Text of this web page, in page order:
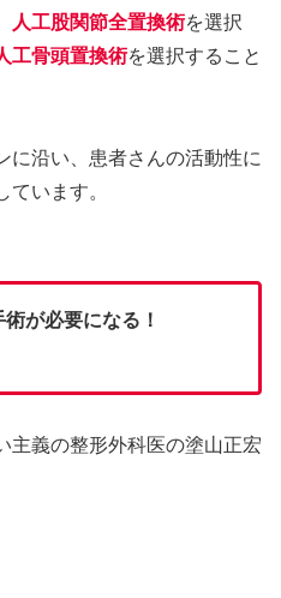
人工股関節全置換術を選択
工骨頭置換術を選択すること
に沿い、患者さんの活動性に
います。
が必要になる！
主義の整形外科医の塗山正宏